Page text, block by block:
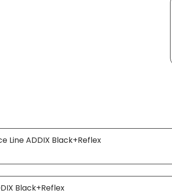
Line ADDIX Black+Reflex
Black+Reflex